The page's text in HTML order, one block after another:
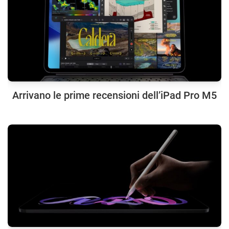
Arrivano le prime recensioni dell’iPad Pro M5